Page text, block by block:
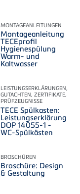
MONTAGEANLEITUNGEN
Montageanleitung
TECEprofil
Hygienespülung
Warm- und
Kaltwasser
LEISTUNGSERKLÄRUNGEN,
GUTACHTEN, ZERTIFIKATE,
PRÜFZEUGNISSE
TECE Spülkasten:
Leistungserklärung
DOP 14055-1 -
WC-Spülkästen
BROSCHÜREN
Broschüre: Design
& Gestaltung